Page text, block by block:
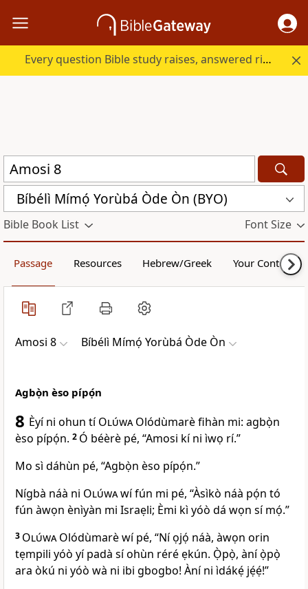
Every question Bible study raises, answered right here.
Bíbélì Mímọ́ Yorùbá Òde Òn (BYO)
Bible Book List Font Size
Passage Resources Hebrew/Greek Your Content
Amosi 8 Bíbélì Mímọ́ Yorùbá Òde Òn
Agbọ̀n èso pípọ́n
8 Èyí ni ohun tíOlúwaOlódùmarè fihàn mi: agbọ̀n
èso pípọ́n. 2 Ó béèrè pé, “Amosi kí ni ìwọ rí.”
Mo sì dáhùn pé, “Agbọ̀n èso pípọ́n.”
Nígbà náà ni Olúwawí fún mi pé, “Àsìkò náà pọ́n tó
fún àwọn ènìyàn mi Israẹli; Èmi kì yóò dá wọn sí mọ́.”
3 OlúwaOlódùmarè wí pé, “Ní ọjọ́ náà, àwọn orin
tẹmpili yóò yí padà sí ohùn réré ẹkún. Ọ̀pọ̀, àní ọ̀pọ̀
ara òkú ni yóò wà ni ibi gbogbo! Àní ni ìdákẹ́ jẹ́ẹ́!”